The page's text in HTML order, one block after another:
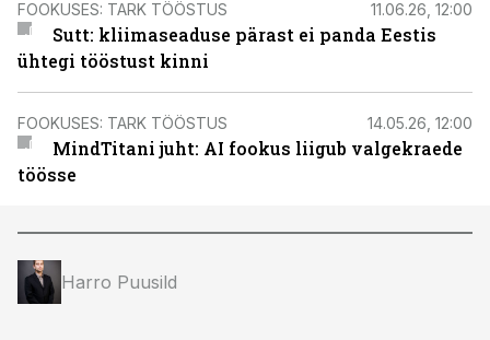
FOOKUSES: TARK TÖÖSTUS 11.06.26, 12:00
Sutt: kliimaseaduse pärast ei panda Eestis
ühtegi tööstust kinni
FOOKUSES: TARK TÖÖSTUS 14.05.26, 12:00
MindTitani juht: AI fookus liigub valgekraede
töösse
Harro Puusild